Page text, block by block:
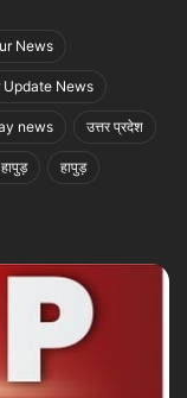
News
Update News
news उत्तर प्रदेश
हापुड़